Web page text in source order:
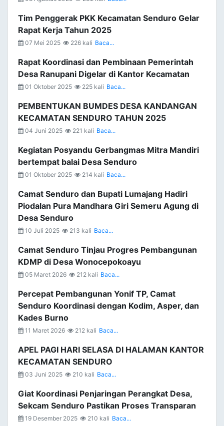
Tim Penggerak PKK Kecamatan Senduro Gelar
Rapat Kerja Tahun 2025
07 Mei 2025 226 kali Baca...
Rapat Koordinasi dan Pembinaan Pemerintah
Desa Ranupani Digelar di Kantor Kecamatan
01 Oktober 2025 225 kali Baca...
PEMBENTUKAN BUMDES DESA KANDANGAN
KECAMATAN SENDURO TAHUN 2025
04 Juni 2025 221 kali Baca...
Kegiatan Posyandu Gerbangmas Mitra Mandiri
bertempat balai Desa Senduro
01 Oktober 2025 214 kali Baca...
Camat Senduro dan Bupati Lumajang Hadiri
Piodalan Pura Mandhara Giri Semeru Agung di
Desa Senduro
10 Juli 2025 213 kali Baca...
Camat Senduro Tinjau Progres Pembangunan
KDMP di Desa Wonocepokoayu
05 Maret 2026 212 kali Baca...
Percepat Pembangunan Yonif TP, Camat
Senduro Koordinasi dengan Kodim, Asper, dan
Kades Burno
11 Maret 2026 212 kali Baca...
APEL PAGI HARI SELASA DI HALAMAN KANTOR
KECAMATAN SENDURO
03 Juni 2025 210 kali Baca...
Giat Koordinasi Penjaringan Perangkat Desa,
Sekcam Senduro Pastikan Proses Transparan
19 Desember 2025 210 kali Baca...